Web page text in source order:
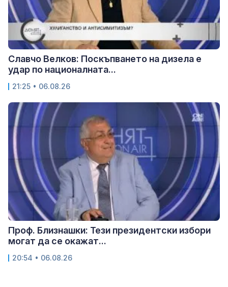
Славчо Велков: Поскъпването на дизела е
удар по националната...
21:25 • 06.08.26
Проф. Близнашки: Тези президентски избори
могат да се окажат...
20:54 • 06.08.26